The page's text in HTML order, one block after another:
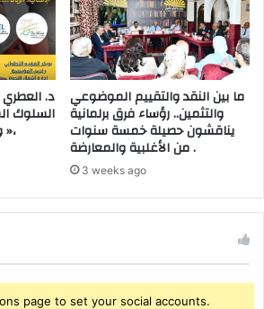
د.
السلوك
وجودة العيش المشترك »،
ما بين النقد والتقييم الموضوعي
والتثمين.. رؤساء فرق برلمانية
يناقشون حصيلة خمسة سنوات
من الأغلبية والمعارضة .
3 weeks ago
page to set your social accounts.